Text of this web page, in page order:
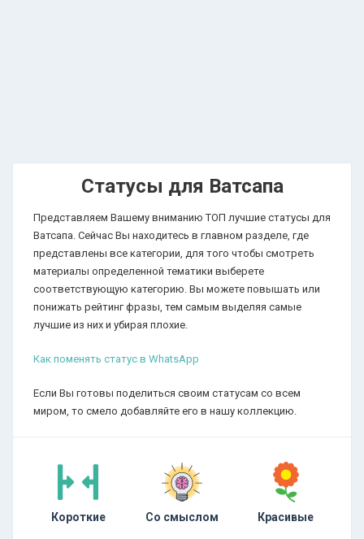
Статусы для Ватсапа
Представляем Вашему вниманию ТОП лучшие статусы для
Ватсапа. Сейчас Вы находитесь в главном разделе, где
представлены все категории, для того чтобы смотреть
материалы определенной тематики выберете
соответствующую категорию. Вы можете повышать или
понижать рейтинг фразы, тем самым выделяя самые
лучшие из них и убирая плохие.
Как поменять статус в WhatsApp
Если Вы готовы поделиться своим статусам со всем
миром, то смело добавляйте его в нашу коллекцию.
Короткие Со смыслом Красивые